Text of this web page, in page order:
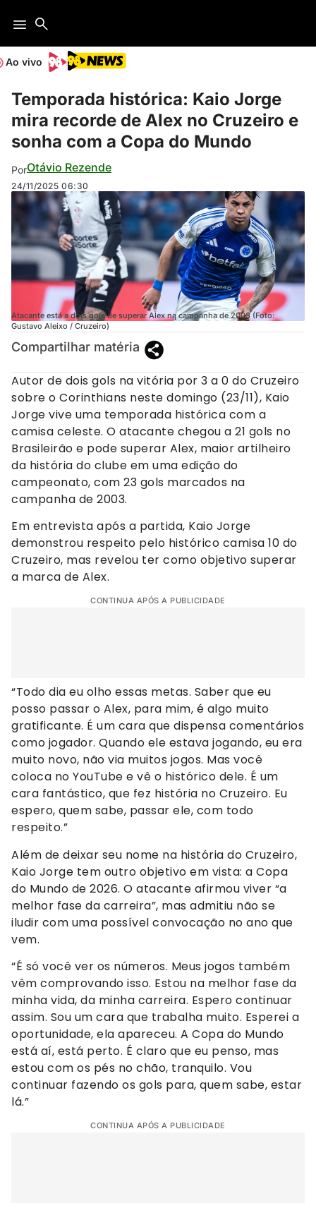
Ao vivo
Temporada histórica: Kaio Jorge
mira recorde de Alex no Cruzeiro e
sonha com a Copa do Mundo
PorOtávio Rezende
24/11/2025 06:30
Atacante está a dois gols de superar Alex na campanha de 2003 (Foto:
Gustavo Aleixo / Cruzeiro)
Compartilhar matéria
Autor de dois gols na vitória por 3 a 0 do Cruzeiro
sobre o Corinthians neste domingo (23/11), Kaio
Jorge vive uma temporada histórica com a
camisa celeste. O atacante chegou a 21 gols no
Brasileirão e pode superar Alex, maior artilheiro
da história do clube em uma edição do
campeonato, com 23 gols marcados na
campanha de 2003.
Em entrevista após a partida, Kaio Jorge
demonstrou respeito pelo histórico camisa 10 do
Cruzeiro, mas revelou ter como objetivo superar
a marca de Alex.
CONTINUA APÓS A PUBLICIDADE
“Todo dia eu olho essas metas. Saber que eu
posso passar o Alex, para mim, é algo muito
gratificante. É um cara que dispensa comentários
como jogador. Quando ele estava jogando, eu era
muito novo, não via muitos jogos. Mas você
coloca no YouTube e vê o histórico dele. É um
cara fantástico, que fez história no Cruzeiro. Eu
espero, quem sabe, passar ele, com todo
respeito.”
Além de deixar seu nome na história do Cruzeiro,
Kaio Jorge tem outro objetivo em vista: a Copa
do Mundo de 2026. O atacante afirmou viver “a
melhor fase da carreira”, mas admitiu não se
iludir com uma possível convocação no ano que
vem.
“É só você ver os números. Meus jogos também
vêm comprovando isso. Estou na melhor fase da
minha vida, da minha carreira. Espero continuar
assim. Sou um cara que trabalha muito. Esperei a
oportunidade, ela apareceu. A Copa do Mundo
está aí, está perto. É claro que eu penso, mas
estou com os pés no chão, tranquilo. Vou
continuar fazendo os gols para, quem sabe, estar
lá.”
CONTINUA APÓS A PUBLICIDADE